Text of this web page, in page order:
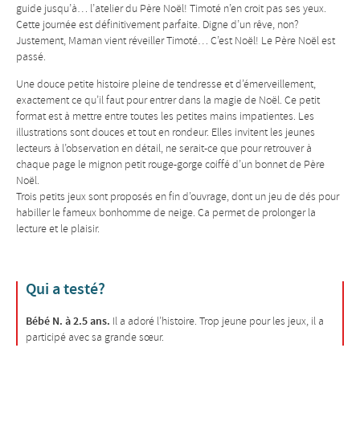
guide jusqu’à… l’atelier du Père Noël! Timoté n’en croit pas ses yeux.
Cette journée est définitivement parfaite. Digne d’un rêve, non?
Justement, Maman vient réveiller Timoté… C’est Noël! Le Père Noël est
passé.
Une douce petite histoire pleine de tendresse et d’émerveillement,
exactement ce qu’il faut pour entrer dans la magie de Noël. Ce petit
format est à mettre entre toutes les petites mains impatientes. Les
illustrations sont douces et tout en rondeur. Elles invitent les jeunes
lecteurs à l’observation en détail, ne serait-ce que pour retrouver à
chaque page le mignon petit rouge-gorge coiffé d’un bonnet de Père
Noël.
Trois petits jeux sont proposés en fin d’ouvrage, dont un jeu de dés pour
habiller le fameux bonhomme de neige. Ca permet de prolonger la
lecture et le plaisir.
Qui a testé?
Bébé N. à 2.5 ans. Il a adoré l’histoire. Trop jeune pour les jeux, il a
participé avec sa grande sœur.